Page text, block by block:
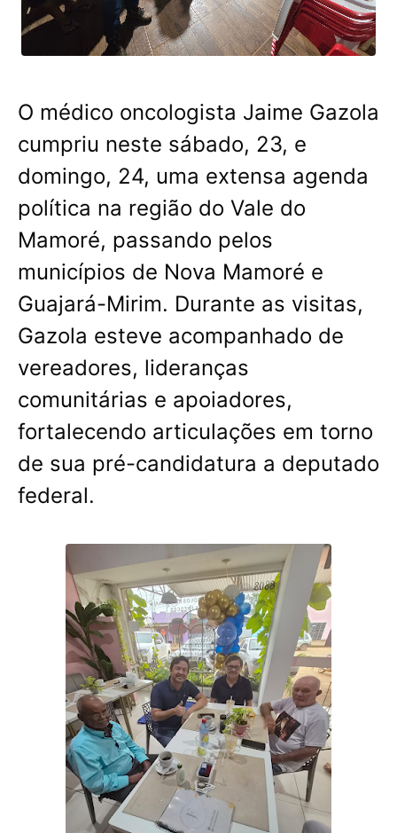
O médico oncologista Jaime Gazola
cumpriu neste sábado, 23, e
domingo, 24, uma extensa agenda
política na região do Vale do
Mamoré, passando pelos
municípios de Nova Mamoré e
Guajará-Mirim. Durante as visitas,
Gazola esteve acompanhado de
vereadores, lideranças
comunitárias e apoiadores,
fortalecendo articulações em torno
de sua pré-candidatura a deputado
federal.